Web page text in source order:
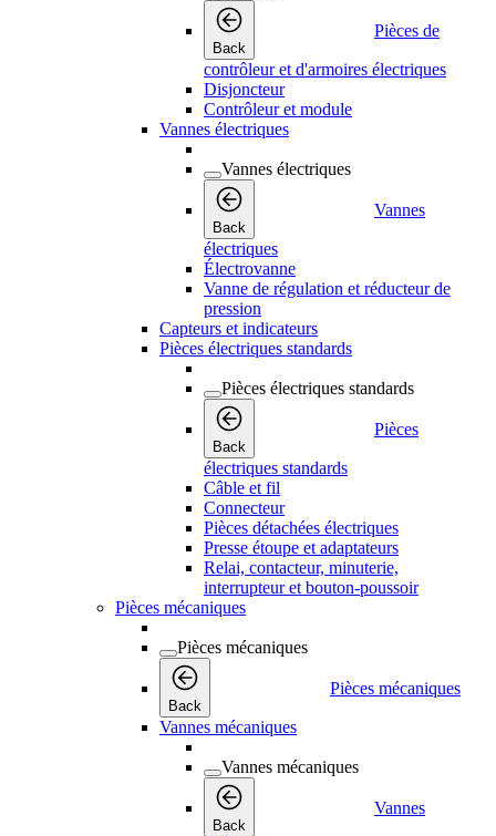
Back
Pièces de
contrôleur et d'armoires électriques
Disjoncteur
Contrôleur et module
Vannes électriques
Vannes électriques
Back
Vannes
électriques
Électrovanne
Vanne de régulation et réducteur de
pression
Capteurs et indicateurs
Pièces électriques standards
Pièces électriques standards
Back
Pièces
électriques standards
Câble et fil
Connecteur
Pièces détachées électriques
Presse étoupe et adaptateurs
Relai, contacteur, minuterie,
interrupteur et bouton-poussoir
Pièces mécaniques
Pièces mécaniques
Back
Pièces mécaniques
Vannes mécaniques
Vannes mécaniques
Back
Vannes